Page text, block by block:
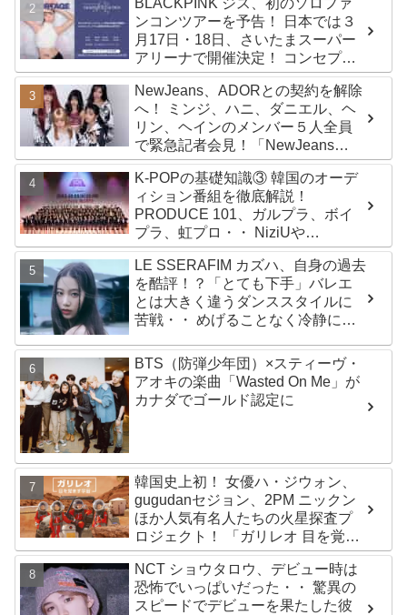
BLACKPINK ジス、初のソロファ
ンコンツアーを予告！ 日本では３
月17日・18日、さいたまスーパー
アリーナで開催決定！ コンセプト
は“愛のカケラ”！？ 14日には新ア
ルバム『AMORTAGE』もリリース
NewJeans、ADORとの契約を解除
へ！ ミンジ、ハニ、ダニエル、ヘ
リン、ヘインのメンバー５人全員
で緊急記者会見！「NewJeans
never dies!」と微笑みの宣言！
ADOR側、2029年まで契約有効と
主張
K-POPの基礎知識③ 韓国のオーデ
ィション番組を徹底解説！
PRODUCE 101、ガルプラ、ボイ
プラ、虹プロ・・ NiziUや
Kep1er、ZEROBASEONEら人気
グループが続々と誕生！ JO1や
INI、ME:Iを生んだ日プまで一挙紹
介
LE SSERAFIM カズハ、自身の過去
を酷評！？「とても下手」バレエ
とは大きく違うダンススタイルに
苦戦・・ めげることなく冷静に努
BTS（防弾少年団）×スティーヴ・
アオキの楽曲「Wasted On Me」が
カナダでゴールド認定に
韓国史上初！ 女優ハ・ジウォン、
gugudanセジョン、2PM ニックン
ほか人気有名人たちの火星探査プ
ロジェクト！ 「ガリレオ 目を覚ま
す宇宙」10月10日（水）日本初放
送決定
NCT ショウタロウ、デビュー時は
恐怖でいっぱいだった・・ 驚異の
スピードでデビューを果たした彼